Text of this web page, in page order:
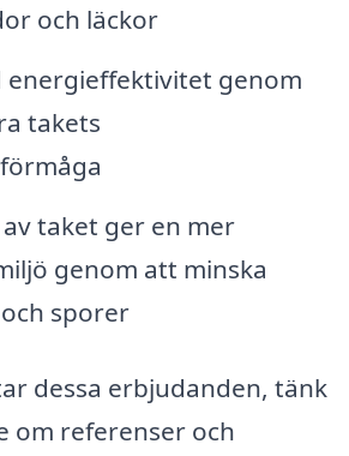
och läckor
energieffektivitet genom
takets
taket ger en mer
genom att minska
sporer
dessa erbjudanden, tänk
om referenser och